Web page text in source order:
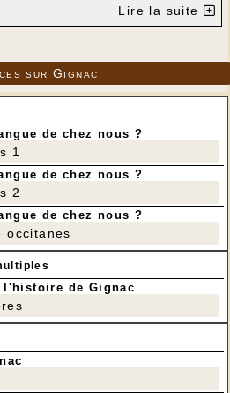
jeux le mardi 8 mars à 14
suivi d'un repas. Nous
Lire la suite
sur Gignac
de chez nous ?
1
de chez nous ?
2
de chez nous ?
occitanes
l'histoire de Gignac